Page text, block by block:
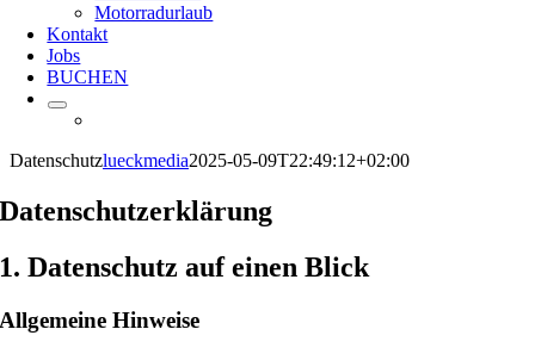
Motorradurlaub
Kontakt
Jobs
BUCHEN
Datenschutzlueckmedia2025-05-09T22:49:12+02:00
Datenschutz­erklärung
1. Datenschutz auf einen Blick
Allgemeine Hinweise